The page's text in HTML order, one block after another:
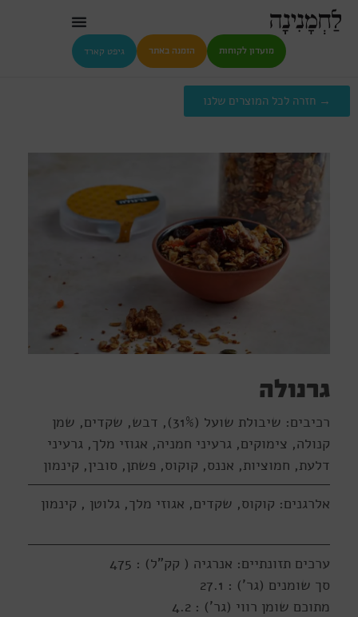
מועדון לקוחות הזמנה באתר גיפט קארד
→ חזרה לכל המוצרים שלנו
גרנולה
רכיבים: שיבולת שועל (31%), דבש, שקדים, שמן
קנולה, צימוקים, גרעיני חמניה, אגוזי מלך, גרעיני
דלעת, חמוציות, אננס, קוקוס, פשתן, סובין, קינמון
אלרגנים: קוקוס, שקדים, אגוזי מלך, גלוטן , קינמון
ערכים תזונתיים: אנרגיה ( קק"ל) : 475
סך שומנים (גר') : 27.1
מתוכם שומן רווי (גר') : 4.2